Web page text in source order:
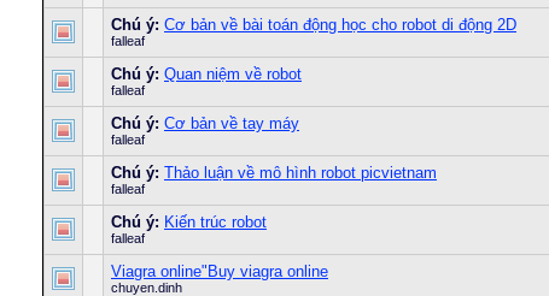
Chú ý: Cơ bản về bài toán động học cho robot di động 2D
falleaf
Chú ý: Quan niệm về robot
falleaf
Chú ý: Cơ bản về tay máy
falleaf
Chú ý: Thảo luận về mô hình robot picvietnam
falleaf
Chú ý: Kiến trúc robot
falleaf
Viagra online"Buy viagra online
chuyen.dinh